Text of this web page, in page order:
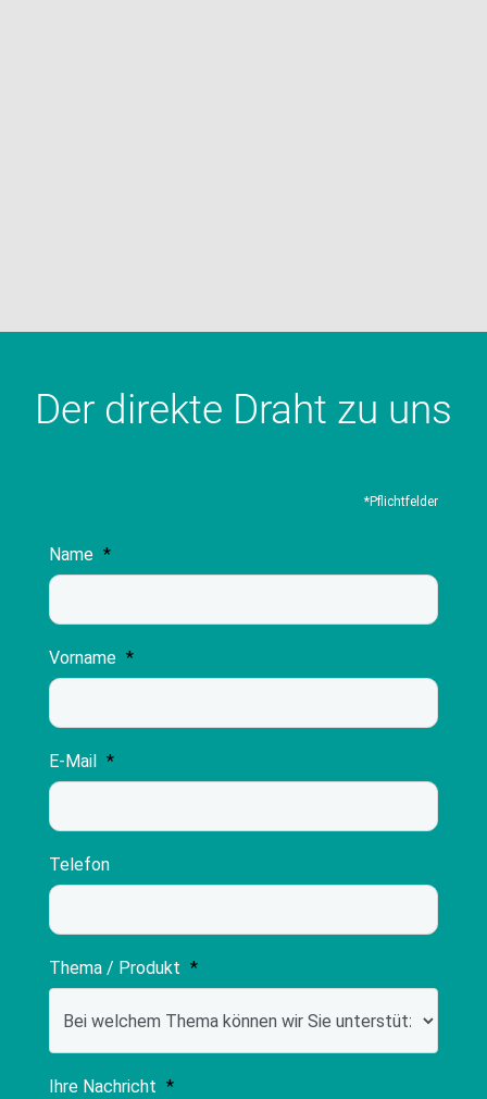
Der direkte Draht zu uns
*Pflichtfelder
Name *
Vorname *
E-Mail *
Telefon
Thema / Produkt *
Ihre Nachricht *